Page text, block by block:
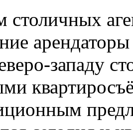
западу